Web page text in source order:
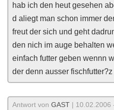
hab ich den heut gesehen
d aliegt man schon immer
freut der sich und geht
den nich im auge behalten
einfach futter geben wennn
der denn ausser fischfutter?z
Antwort von GAST | 10.02.2006